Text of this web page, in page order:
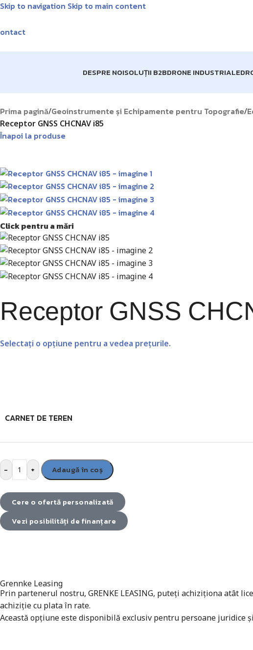
Skip to navigation Skip to main content
DESPRE NOISOLUȚII B2BDRONE INDUSTRIALE
Prima pagină/Geoinstrumente și Echipamente pentru Topografie/
Receptor GNSS CHCNAV i85
Înapoi la produse
Click pentru a mări
Receptor GNSS
Selectați o opțiune pentru a vedea prețurile.
CARNET DE TEREN
- + Adaugă în coș
Cere o ofertă personalizată
Vezi posibilități de finanțare
Grennke Leasing
Prin partenerul nostru, GRENKE LEASING, puteți achiziționa atât
achiziție cu plata în rate.
Această opțiune este disponibilă exclusiv pentru persoane juridice